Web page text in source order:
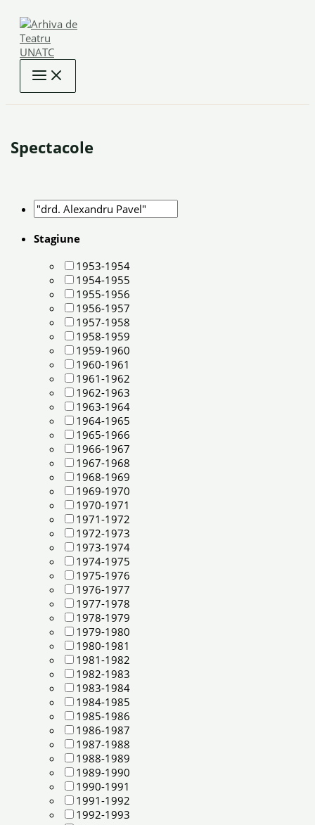
content
Spectacole
Stagiune
1953-1954
1954-1955
1955-1956
1956-1957
1957-1958
1958-1959
1959-1960
1960-1961
1961-1962
1962-1963
1963-1964
1964-1965
1965-1966
1966-1967
1967-1968
1968-1969
1969-1970
1970-1971
1971-1972
1972-1973
1973-1974
1974-1975
1975-1976
1976-1977
1977-1978
1978-1979
1979-1980
1980-1981
1981-1982
1982-1983
1983-1984
1984-1985
1985-1986
1986-1987
1987-1988
1988-1989
1989-1990
1990-1991
1991-1992
1992-1993